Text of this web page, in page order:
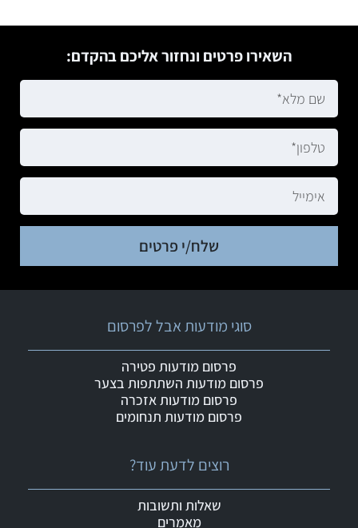
השאירו פרטים ונחזור אליכם בהקדם:
שלח/י פרטים
רוצים לדעת עוד?
שאלות ותשובות
מאמרים
סוגי מודעות אבל לפרסום
פרסום מודעות פטירה
פרסום מודעות השתתפות בצער
פרסום מודעות אזכרה
פרסום מודעות תנחומים